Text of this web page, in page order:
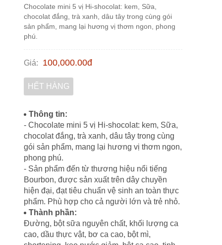
Chocolate mini 5 vị Hi-shocolat: kem, Sữa,
chocolat đắng, trà xanh, dâu tây trong cùng gói
sản phẩm, mang lại hương vị thơm ngon, phong
phú.
Giá: 100,000.00đ
HẾT HÀNG
Thông tin:
- Chocolate mini 5 vị Hi-shocolat: kem, Sữa,
chocolat đắng, trà xanh, dâu tây trong cùng
gói sản phẩm, mang lại hương vị thơm ngon,
phong phú.
- Sản phẩm đến từ thương hiệu nổi tiếng
Bourbon, được sản xuất trên dây chuyền
hiện đại, đạt tiêu chuẩn vệ sinh an toàn thực
phẩm. Phù hợp cho cả người lớn và trẻ nhỏ.
Thành phần:
Đường, bột sữa nguyên chất, khối lượng ca
cao, dầu thực vật, bơ ca cao, bột mì,